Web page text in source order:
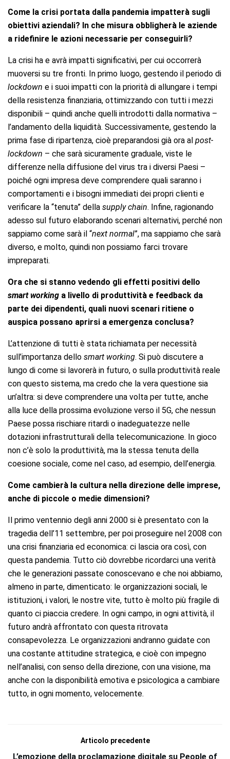
Come la crisi portata dalla pandemia impatterà sugli
obiettivi aziendali? In che misura obbligherà le aziende
a ridefinire le azioni necessarie per conseguirli?
La crisi ha e avrà impatti significativi, per cui occorrerà
muoversi su tre fronti. In primo luogo, gestendo il periodo di
lockdown e i suoi impatti con la priorità di allungare i tempi
della resistenza finanziaria, ottimizzando con tutti i mezzi
disponibili – quindi anche quelli introdotti dalla normativa –
l’andamento della liquidità. Successivamente, gestendo la
prima fase di ripartenza, cioè preparandosi già ora al post-
lockdown – che sarà sicuramente graduale, viste le
differenze nella diffusione del virus tra i diversi Paesi –
poiché ogni impresa deve comprendere quali saranno i
comportamenti e i bisogni immediati dei propri clienti e
verificare la “tenuta” della supply chain. Infine, ragionando
adesso sul futuro elaborando scenari alternativi, perché non
sappiamo come sarà il “next normal”, ma sappiamo che sarà
diverso, e molto, quindi non possiamo farci trovare
impreparati.
Ora che si stanno vedendo gli effetti positivi dello
smart working a livello di produttività e feedback da
parte dei dipendenti, quali nuovi scenari ritiene o
auspica possano aprirsi a emergenza conclusa?
L’attenzione di tutti è stata richiamata per necessità
sull’importanza dello smart working. Si può discutere a
lungo di come si lavorerà in futuro, o sulla produttività reale
con questo sistema, ma credo che la vera questione sia
un’altra: si deve comprendere una volta per tutte, anche
alla luce della prossima evoluzione verso il 5G, che nessun
Paese possa rischiare ritardi o inadeguatezze nelle
dotazioni infrastrutturali della telecomunicazione. In gioco
non c’è solo la produttività, ma la stessa tenuta della
coesione sociale, come nel caso, ad esempio, dell’energia.
Come cambierà la cultura nella direzione delle imprese,
anche di piccole o medie dimensioni?
Il primo ventennio degli anni 2000 si è presentato con la
tragedia dell’11 settembre, per poi proseguire nel 2008 con
una crisi finanziaria ed economica: ci lascia ora così, con
questa pandemia. Tutto ciò dovrebbe ricordarci una verità
che le generazioni passate conoscevano e che noi abbiamo,
almeno in parte, dimenticato: le organizzazioni sociali, le
istituzioni, i valori, le nostre vite, tutto è molto più fragile di
quanto ci piaccia credere. In ogni campo, in ogni attività, il
futuro andrà affrontato con questa ritrovata
consapevolezza. Le organizzazioni andranno guidate con
una costante attitudine strategica, e cioè con impegno
nell’analisi, con senso della direzione, con una visione, ma
anche con la disponibilità emotiva e psicologica a cambiare
tutto, in ogni momento, velocemente.
Articolo precedente
L’emozione della proclamazione digitale su People of